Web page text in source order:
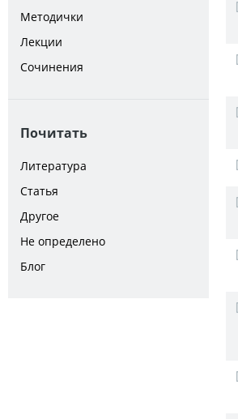
Методички
Лекции
Сочинения
Почитать
Литература
Статья
Другое
Не определено
Блог